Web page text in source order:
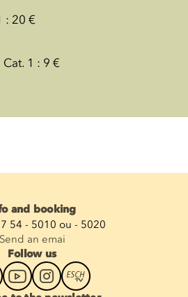
: 20 €
Cat. 1 : 9 €
and booking
54 - 5010 ou - 5020
Send an emai
Follow us